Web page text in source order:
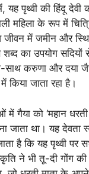
पृथ्वी की हिंदू देवी
महिला के रूप में
जीवन में जमीन और
का उपयोग सदियों
साथ करुणा और दया
किया जाता रहा है।
गैया को ‘महान धरती
जाता था। यह देवता
है कि यह पृथ्वी पर
ने भी तू-दी गोंग